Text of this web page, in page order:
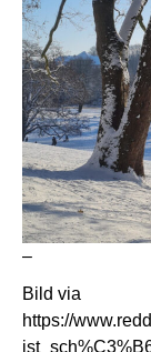
–
Bild via
https://